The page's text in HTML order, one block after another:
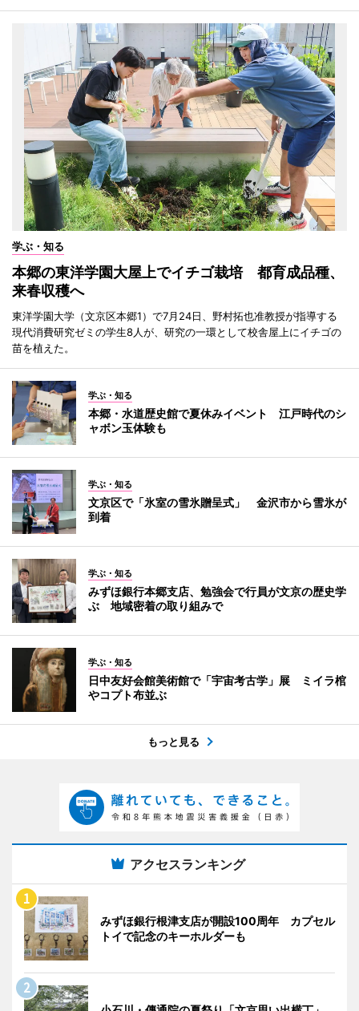
学ぶ・知る
本郷の東洋学園大屋上でイチゴ栽培 都育成品種、
来春収穫へ
東洋学園大学（文京区本郷1）で7月24日、野村拓也准教授が指導する
現代消費研究ゼミの学生8人が、研究の一環として校舎屋上にイチゴの
苗を植えた。
学ぶ・知る
本郷・水道歴史館で夏休みイベント 江戸時代のシ
ャボン玉体験も
学ぶ・知る
文京区で「氷室の雪氷贈呈式」 金沢市から雪氷が
到着
学ぶ・知る
みずほ銀行本郷支店、勉強会で行員が文京の歴史学
ぶ 地域密着の取り組みで
学ぶ・知る
日中友好会館美術館で「宇宙考古学」展 ミイラ棺
やコプト布並ぶ
もっと見る
アクセスランキング
みずほ銀行根津支店が開設100周年 カプセル
トイで記念のキーホルダーも